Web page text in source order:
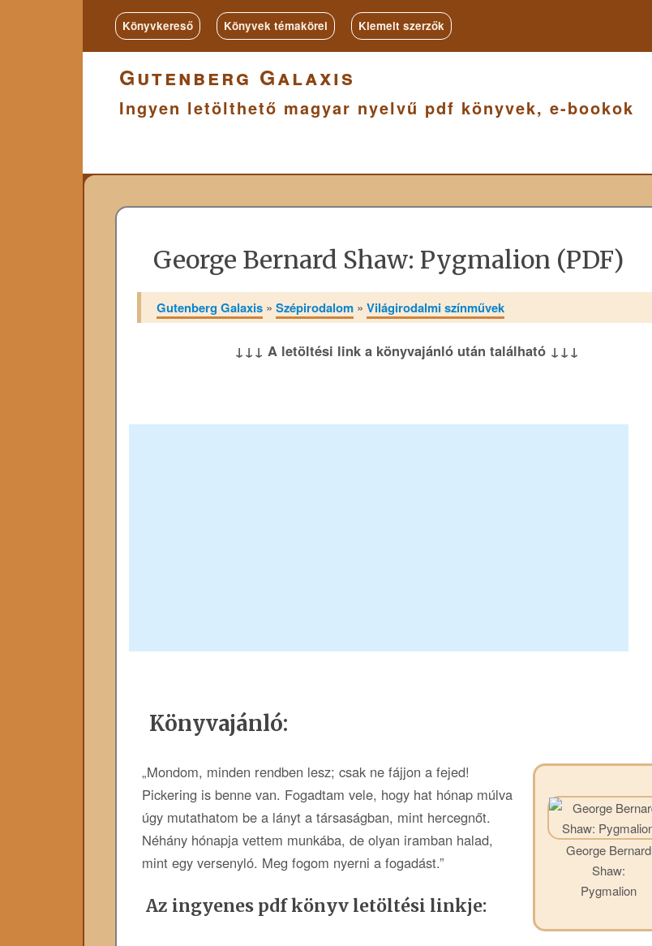
Könyvkereső Könyvek témakörei Kiemelt szerzők
Gutenberg Galaxis
Ingyen letölthető magyar nyelvű pdf könyvek, e-bookok
George Bernard Shaw: Pygmalion (PDF)
Gutenberg Galaxis »Szépirodalom »Világirodalmi színművek
↓↓↓ A letöltési link a könyvajánló után található ↓↓↓
Könyvajánló:
George Bernard
Shaw:
Pygmalion
„Mondom, minden rendben lesz; csak ne fájjon a fejed!
Pickering is benne van. Fogadtam vele, hogy hat hónap múlva
úgy mutathatom be a lányt a társaságban, mint hercegnőt.
Néhány hónapja vettem munkába, de olyan iramban halad,
mint egy versenyló. Meg fogom nyerni a fogadást.”
Az ingyenes pdf könyv letöltési linkje: